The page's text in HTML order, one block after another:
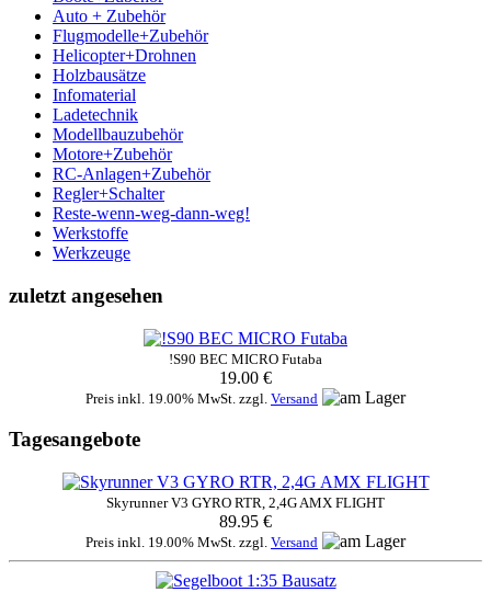
Auto + Zubehör
Flugmodelle+Zubehör
Helicopter+Drohnen
Holzbausätze
Infomaterial
Ladetechnik
Modellbauzubehör
Motore+Zubehör
RC-Anlagen+Zubehör
Regler+Schalter
Reste-wenn-weg-dann-weg!
Werkstoffe
Werkzeuge
zuletzt angesehen
!S90 BEC MICRO Futaba
19.00 €
Preis inkl. 19.00% MwSt. zzgl. Versand
Tagesangebote
Skyrunner V3 GYRO RTR, 2,4G AMX FLIGHT
89.95 €
Preis inkl. 19.00% MwSt. zzgl. Versand